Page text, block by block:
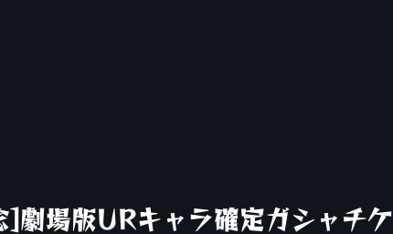
]劇場版URキャラ確定ガシャチケ